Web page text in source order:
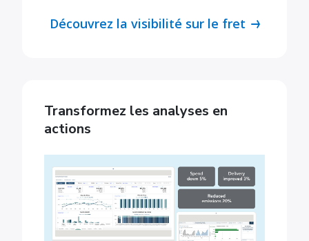
Découvrez la visibilité sur le fret
Transformez les analyses en
actions